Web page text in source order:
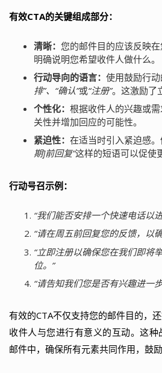
有效CTA的关键组成部分：
清晰： 您的邮件目的应该反映在
明确说明您希望收件人做什么。
行动导向的语言： 使用鼓励行
排”、“确认”或“注册”。这激励了
个性化： 根据收件人的兴趣或
关性并增加回应的可能性。
紧迫性： 在适当时引入紧迫感。
期]前回复”这样的短语可以促使
行动号召示例：
“我们能否安排一个快速电话以
“请在周五前回复您的反馈，以
“立即注册以确保您在我们即将
位。”
“请告知我们您是否有兴趣进一
有效的CTA不仅支持您的邮件目的，
收件人与您进行有意义的互动。这
邮件中，确保所有元素共同作用，鼓